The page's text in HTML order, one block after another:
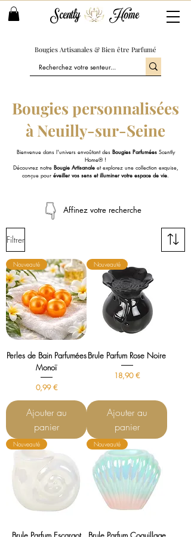
Scently Home
Bougies Artisanales & Bien être Parfumé
Bougies personnalisées
à Neuilly-sur-Seine
Bienvenue dans l'univers envoûtant des Bougies ParfuméesScently
Home® !
Découvrez notre Bougie Artisanaleet explorez une collection exquise,
conçue pour éveiller vos sens et illuminer votre espace de vie.
Affinez votre recherche
Filtrer
Nouveauté
Perles de Bain Parfumées
Monoï
Prix
0,99 €
Ajouter au
panier
Nouveauté
Brule Parfum Rose Noire
Prix
18,90 €
Ajouter au
panier
Nouveauté Nouveauté